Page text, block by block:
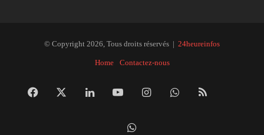
© Copyright 2026, Tous droits réservés | 24heureinfos
Home Contactez-nous
Facebook LinkedinYouTubeInstagramWhatsApp
RSS